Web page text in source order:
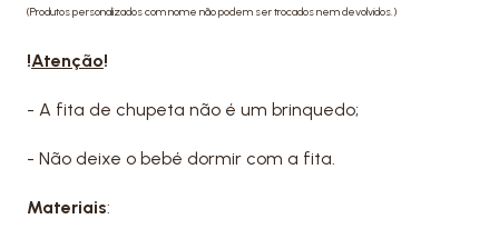
(Produtos personalizados com nome não podem ser trocados nem devolvidos.)
!Atenção!
- A fita de chupeta não é um brinquedo;
- Não deixe o bebé dormir com a fita.
Materiais: